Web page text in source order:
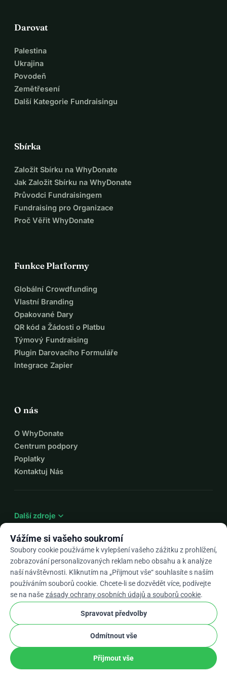
Darovat
Palestina
Ukrajina
Povodeň
Zemětřesení
Další Kategorie Fundraisingu
Sbírka
Založit Sbírku na WhyDonate
Jak Založit Sbírku na WhyDonate
Průvodci Fundraisingem
Fundraising pro Organizace
Proč Věřit WhyDonate
Funkce Platformy
Globální Crowdfunding
Vlastní Branding
Opakované Dary
QR kód a Žádosti o Platbu
Týmový Fundraising
Plugin Darovacího Formuláře
Integrace Zapier
O nás
O WhyDonate
Centrum podpory
Poplatky
Kontaktuj Nás
Další zdroje expand_more
Csarrow_drop_down
★★★★★4,9 / 5 na základě 500+ recenzí
WhyDonate Soukromí a cookies
Obchodní podmínky
stripe check Ověřený Partner
Vážíme si vašeho soukromí
Soubory cookie používáme k vylepšení vašeho zážitku z prohlížení,
zobrazování personalizovaných reklam nebo obsahu a k analýze
naší návštěvnosti. Kliknutím na „Přijmout vše“ souhlasíte s naším
používáním souborů cookie. Chcete-li se dozvědět více, podívejte
se na naše zásady ochrany osobních údajů a souborů cookie.
Spravovat předvolby
Odmítnout vše
Přijmout vše